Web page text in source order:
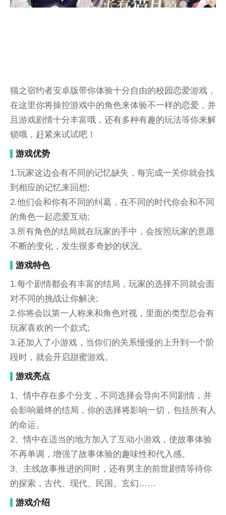
猫之宿约者安卓版带你体验十分自由的校园恋爱游戏，
在这里你将操控游戏中的角色来体验不一样的恋爱，并
且游戏剧情十分丰富哦，还有多种有趣的玩法等你来解
锁哦，赶紧来试试吧！
游戏优势
1.玩家这边会有不同的记忆缺失，每完成一关你就会找
到相应的记忆来回想;
2.他们会和你有不同的纠葛，在不同的时代你会和不同
的角色一起恋爱互动;
3.所有角色的结局就在玩家的手中，会按照玩家的意愿
不断的变化，发生很多奇妙的状况。
游戏特色
1.每个剧情都会有丰富的结局，玩家的选择不同就会面
对不同的挑战让你解决;
2.你将会以第一人称来和角色对视，里面的类型总会有
玩家喜欢的一个款式;
3.还加入了小游戏，当你们的关系慢慢的上升到一个阶
段时，就会开启甜蜜游戏。
游戏亮点
1、情中存在多个分支，不同选择会导向不同剧情，并
会影响最终的结局，你的选择将影响一切，包括所有人
的命运。
2、情中在适当的地方加入了互动小游戏，使故事体验
不再单调，增强了故事体验的趣味性和代入感。
3、主线故事推进的同时，还有男主的前世剧情等待你
的探索，古代、现代、民国、玄幻……
游戏介绍